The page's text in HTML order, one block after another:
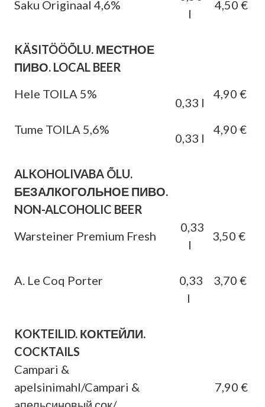
Saku Originaal 4,6%
l
4,50 €
KÄSITÖÖÕLU. МЕСТНОЕ
ПИВО. LOCAL BEER
Hele TOILA 5%
0,33 l
4,90 €
Tume TOILA 5,6%
0,33 l
4,90 €
ALKOHOLIVABA ÕLU.
БЕЗАЛКОГОЛЬНОЕ ПИВО.
NON-ALCOHOLIC BEER
Warsteiner Premium Fresh
0,33
l
3,50 €
A. Le Coq Porter
0,33
l
3,70 €
KOKTEILID. КОКТЕЙЛИ.
COCKTAILS
Campari &
apelsinimahl/Campari &
7,90 €